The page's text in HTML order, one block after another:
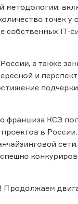
методологии,
точек у
собственных IT-
а также
и
франшиза КСЭ
в